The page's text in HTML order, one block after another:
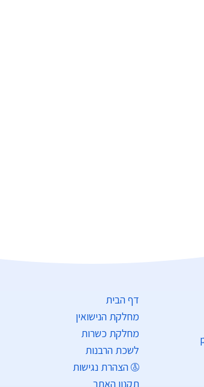
דף הבית
מחלקת הנישואין
מחלקת כשרות
לשכת הרבנות
הצהרת נגישות
תקנון האתר